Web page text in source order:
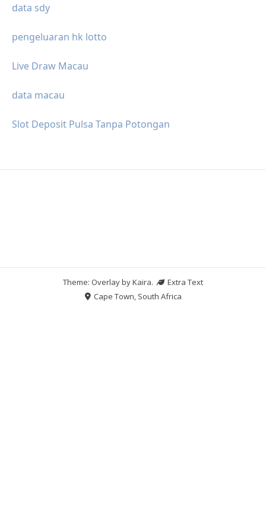
data sdy
pengeluaran hk lotto
Live Draw Macau
data macau
Slot Deposit Pulsa Tanpa Potongan
Theme: Overlay byKaira.
Extra Text
Cape Town, South Africa